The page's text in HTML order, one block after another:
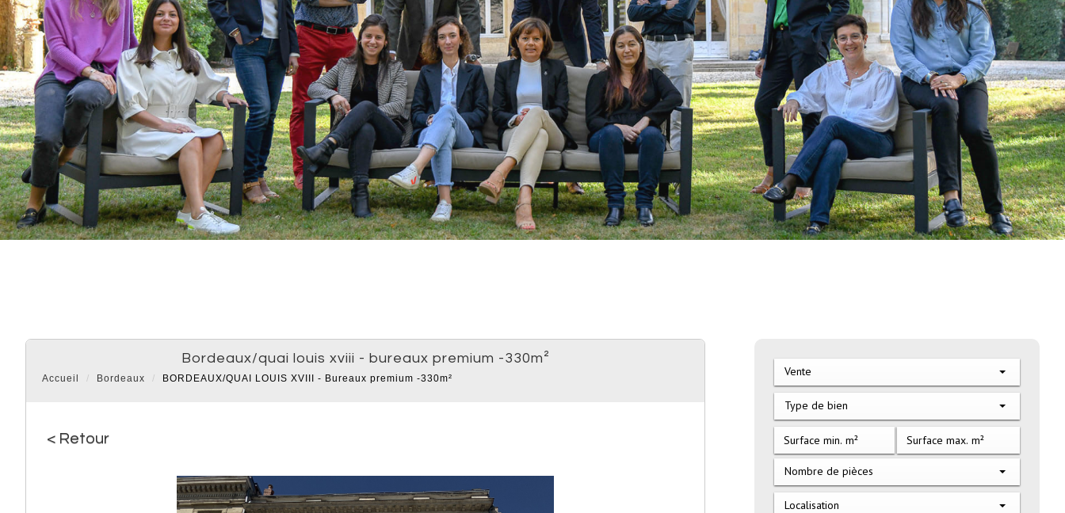
Vente
Type de bien
Nombre de pièces
Localisation
bordeaux/quai louis xviii - bureaux premium -330m²
Accueil Bordeaux BORDEAUX/QUAI LOUIS XVIII - Bureaux premium -330m²
< Retour